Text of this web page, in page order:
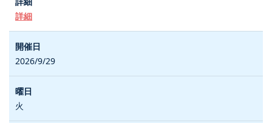
詳細
2026/9/29
火